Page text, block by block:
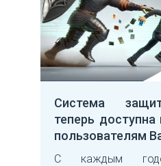
Система
теперь
пользователям
С каждым